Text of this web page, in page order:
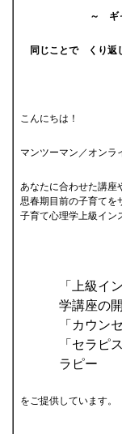
～ ギ
同じことで くり返
こんにちは！
マンツーマン／オンラ
あなたに合わせた講
思春期目前の子育て
子育て心理学上級イン
「上級イ
学講座の
「カウン
「セラピ
ラピー
をご提供しています。